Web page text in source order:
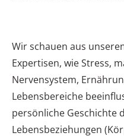
Wir schauen aus
Expertisen, wie Stress,
Nervensystem,
Lebensbereiche
persönliche Geschichte
Lebensbeziehungen